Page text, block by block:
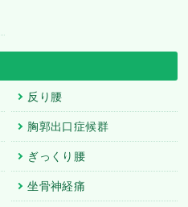
反り腰
胸郭出口症候群
ぎっくり腰
坐骨神経痛